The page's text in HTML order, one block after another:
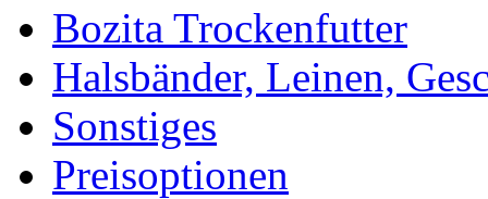
Bozita Trockenfutter
Halsbänder, Leinen,
Sonstiges
Preisoptionen